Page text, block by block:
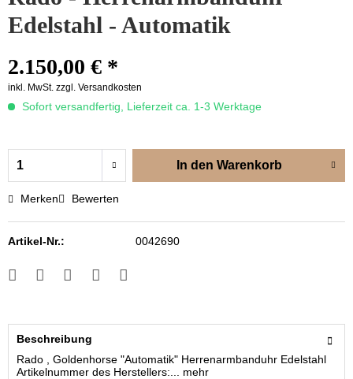
Edelstahl - Automatik
2.150,00 € *
inkl. MwSt. zzgl. Versandkosten
Sofort versandfertig, Lieferzeit ca. 1-3 Werktage
In den Warenkorb
Merken Bewerten
Artikel-Nr.: 0042690
Beschreibung
Rado , Goldenhorse "Automatik" Herrenarmbanduhr Edelstahl
Artikelnummer des Herstellers:...
mehr